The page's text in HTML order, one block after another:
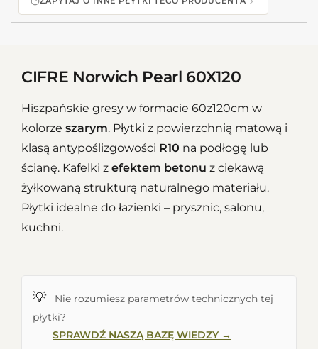
CIFRE Norwich Pearl 60X120
Hiszpańskie gresy w formacie 60z120cm w
kolorze szarym. Płytki z powierzchnią matową i
klasą antypoślizgowości R10 na podłogę lub
ścianę. Kafelki z efektem betonu z ciekawą
żyłkowaną strukturą naturalnego materiału.
Płytki idealne do łazienki – prysznic, salonu,
kuchni.
💡
Nie rozumiesz parametrów technicznych tej
płytki?
SPRAWDŹ NASZĄ BAZĘ WIEDZY →